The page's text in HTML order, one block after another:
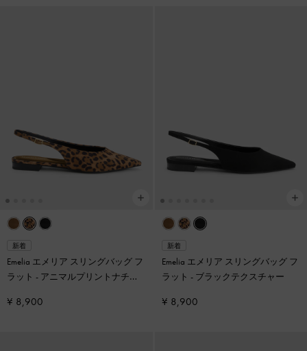
新着
Emelia エメリア スリングバッグ フ
ラット - アニマルプリントナチュ
¥ 8,900
新着
Emelia エメリア スリングバッグ フ
ラット - ブラックテクスチャー
¥ 8,900